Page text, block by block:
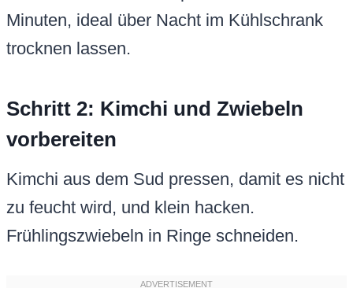
Minuten, ideal über Nacht im Kühlschrank
trocknen lassen.
Schritt 2: Kimchi und Zwiebeln
vorbereiten
Kimchi aus dem Sud pressen, damit es nicht
zu feucht wird, und klein hacken.
Frühlingszwiebeln in Ringe schneiden.